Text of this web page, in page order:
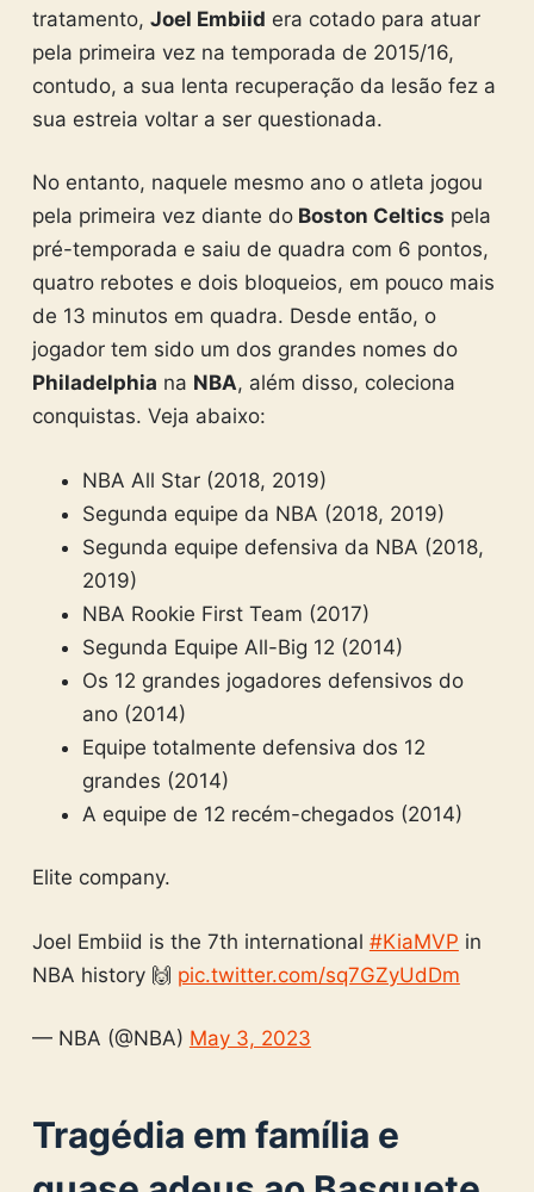
tratamento, Joel Embiid era cotado para atuar
pela primeira vez na temporada de 2015/16,
contudo, a sua lenta recuperação da lesão fez a
sua estreia voltar a ser questionada.
No entanto, naquele mesmo ano o atleta jogou
pela primeira vez diante doBoston Celtics pela
pré-temporada e saiu de quadra com 6 pontos,
quatro rebotes e dois bloqueios, em pouco mais
de 13 minutos em quadra. Desde então, o
jogador tem sido um dos grandes nomes do
Philadelphia na NBA, além disso, coleciona
conquistas. Veja abaixo:
NBA All Star (2018, 2019)
Segunda equipe da NBA (2018, 2019)
Segunda equipe defensiva da NBA (2018,
2019)
NBA Rookie First Team (2017)
Segunda Equipe All-Big 12 (2014)
Os 12 grandes jogadores defensivos do
ano (2014)
Equipe totalmente defensiva dos 12
grandes (2014)
A equipe de 12 recém-chegados (2014)
Elite company.
Joel Embiid is the 7th international #KiaMVP in
NBA history 🙌 pic.twitter.com/sq7GZyUdDm
— NBA (@NBA) May 3, 2023
Tragédia em família e